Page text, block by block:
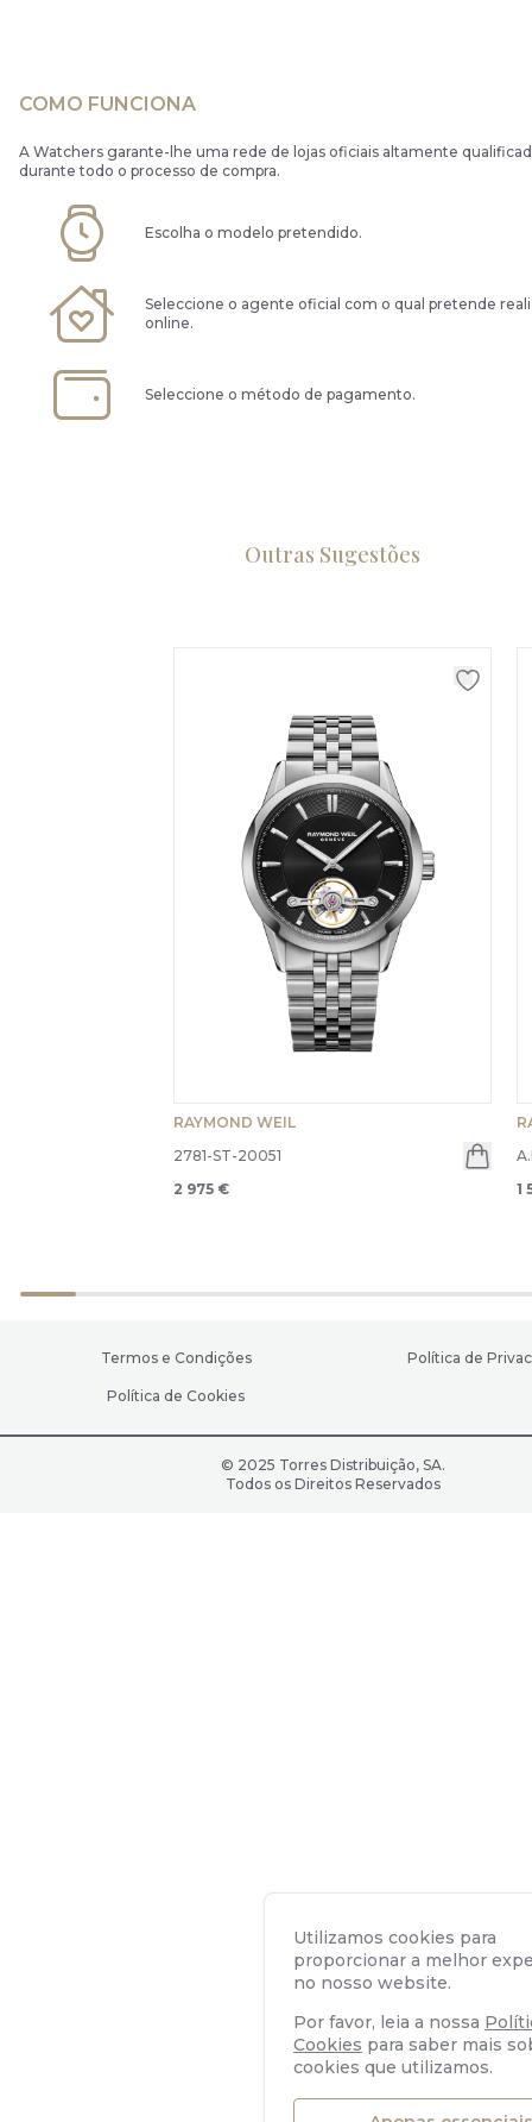
COMO FUNCIONA
A Watchers garante-lhe uma rede de lojas oficiais altamente
durante todo o processo de compra.
Escolha o modelo pretendido.
Seleccione o agente oficial com o qual pretende
online.
Seleccione o método de pagamento.
Outras Sugestões
RAYMOND WEIL
2781-ST-20051
2 975 €
1
Termos e Condições Política de
Política de Cookies
© 2025 Torres Distribuição, SA.
Todos os Direitos Reservados
Utilizamos cookies para
proporcionar a melhor
no nosso website.
Por favor, leia a nossa
Cookies para saber mais
cookies que utilizamos.